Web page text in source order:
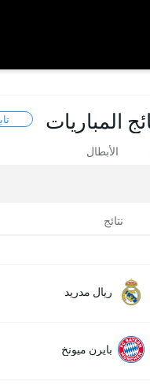
الأبطال
نتائج
ريال مدريد
بايرن ميونخ